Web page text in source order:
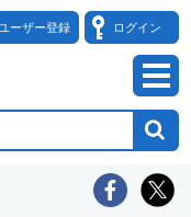
ユーザー登録 ログイン